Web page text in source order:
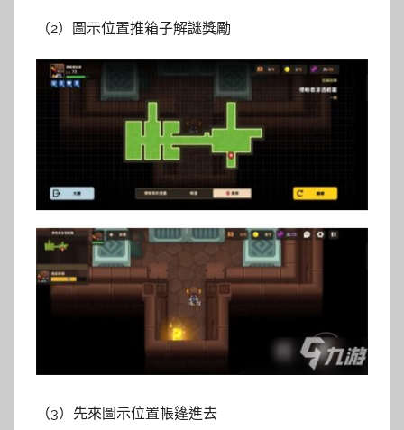
（2）圖示位置推箱子解謎獎勵
（3）先來圖示位置帳篷進去